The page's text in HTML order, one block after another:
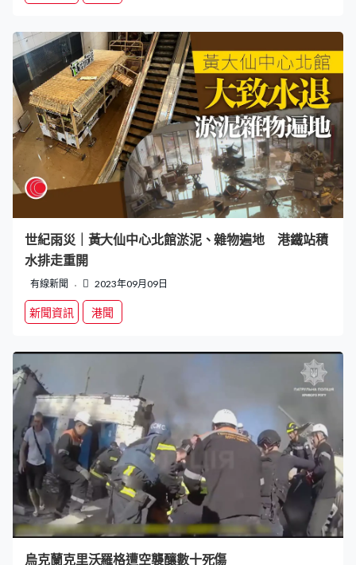
世紀雨災｜黃大仙中心北館淤泥、雜物遍地 港鐵站積
水排走重開
有線新聞 2023年09月09日
新聞資訊 港聞
烏克蘭克里沃羅格遭空襲釀數十死傷